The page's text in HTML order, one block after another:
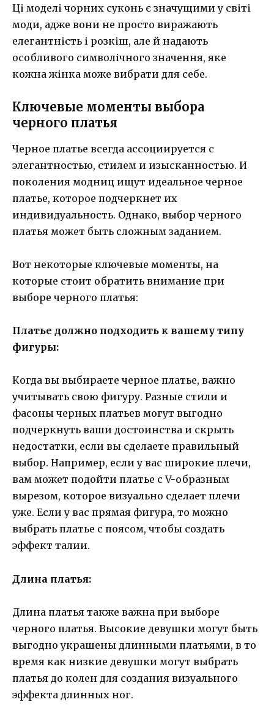
Ці моделі чорних суконь є значущими у світі
моди, адже вони не просто виражають
елегантність і розкіш, але й надають
особливого символічного значення, яке
кожна жінка може вибрати для себе.
Ключевые моменты выбора
черного платья
Черное платье всегда ассоциируется с
элегантностью, стилем и изысканностью. И
поколения модниц ищут идеальное черное
платье, которое подчеркнет их
индивидуальность. Однако, выбор черного
платья может быть сложным заданием.
Вот некоторые ключевые моменты, на
которые стоит обратить внимание при
выборе черного платья:
Платье должно подходить к вашему типу
фигуры:
Когда вы выбираете черное платье, важно
учитывать свою фигуру. Разные стили и
фасоны черных платьев могут выгодно
подчеркнуть ваши достоинства и скрыть
недостатки, если вы сделаете правильный
выбор. Например, если у вас широкие плечи,
вам может подойти платье с V-образным
вырезом, которое визуально сделает плечи
уже. Если у вас прямая фигура, то можно
выбрать платье с поясом, чтобы создать
эффект талии.
Длина платья:
Длина платья также важна при выборе
черного платья. Высокие девушки могут быть
выгодно украшены длинными платьями, в то
время как низкие девушки могут выбрать
платья до колен для создания визуального
эффекта длинных ног.